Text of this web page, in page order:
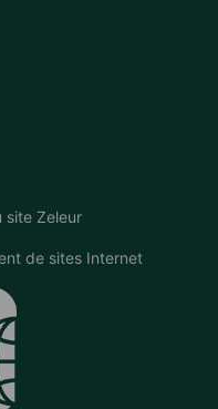
site Zeleur
de sites Internet